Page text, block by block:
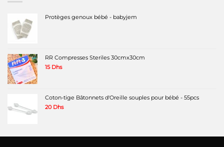
Protèges genoux bébé - babyjem
RR Compresses Steriles 30cmx30cm
15 Dhs
Coton-tige Bâtonnets d'Oreille souples pour bébé - 55pcs
20 Dhs